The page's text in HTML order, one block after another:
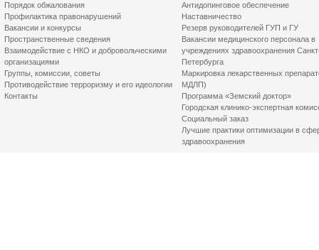
Порядок обжалования
Профилактика правонарушений
Вакансии и конкурсы
Пространственные сведения
Взаимодействие с НКО и добровольческими
организациями
Группы, комиссии, советы
Противодействие терроризму и его идеологии
Контакты
Антидопинговое обеспечение
Наставничество
Резерв руководителей ГУП и ГУ
Вакансии медицинского персонала в
учреждениях здравоохранения
Петербурга
Маркировка лекарственных
МДЛП)
Программа «Земский доктор»
Городская клинико-экспертная
Социальный заказ
Лучшие практики оптимизации в
здравоохранения